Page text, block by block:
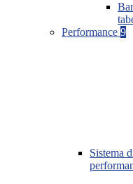
Performance 9
Sistema